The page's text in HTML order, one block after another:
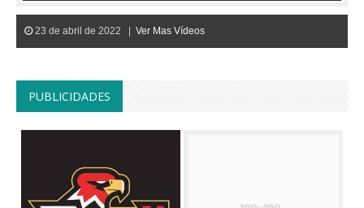
23 de abril de 2022 | Ver Mas Vídeos
PUBLICIDADES